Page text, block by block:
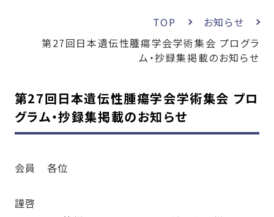
TOP
お知らせ
第27回日本遺伝性腫瘍学会学術集会 プログラ
ム・抄録集掲載のお知らせ
第27回日本遺伝性腫瘍学会学術集会 プロ
グラム・抄録集掲載のお知らせ
会員 各位
謹啓